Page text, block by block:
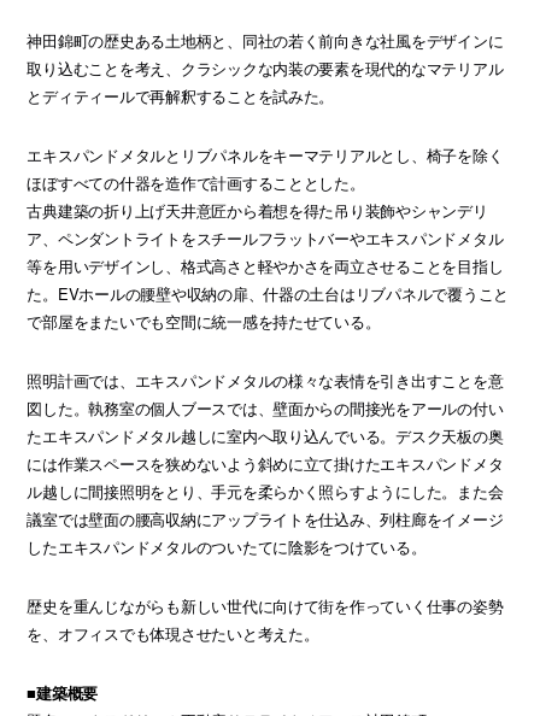
神田錦町の歴史ある土地柄と、同社の若く前向きな社風をデザインに
取り込むことを考え、クラシックな内装の要素を現代的なマテリアル
とディティールで再解釈することを試みた。
エキスパンドメタルとリブパネルをキーマテリアルとし、椅子を除く
ほぼすべての什器を造作で計画することとした。
古典建築の折り上げ天井意匠から着想を得た吊り装飾やシャンデリ
ア、ペンダントライトをスチールフラットバーやエキスパンドメタル
等を用いデザインし、格式高さと軽やかさを両立させることを目指し
た。EVホールの腰壁や収納の扉、什器の土台はリブパネルで覆うこと
で部屋をまたいでも空間に統一感を持たせている。
照明計画では、エキスパンドメタルの様々な表情を引き出すことを意
図した。執務室の個人ブースでは、壁面からの間接光をアールの付い
たエキスパンドメタル越しに室内へ取り込んでいる。デスク天板の奥
には作業スペースを狭めないよう斜めに立て掛けたエキスパンドメタ
ル越しに間接照明をとり、手元を柔らかく照らすようにした。また会
議室では壁面の腰高収納にアップライトを仕込み、列柱廊をイメージ
したエキスパンドメタルのついたてに陰影をつけている。
歴史を重んじながらも新しい世代に向けて街を作っていく仕事の姿勢
を、オフィスでも体現させたいと考えた。
■建築概要